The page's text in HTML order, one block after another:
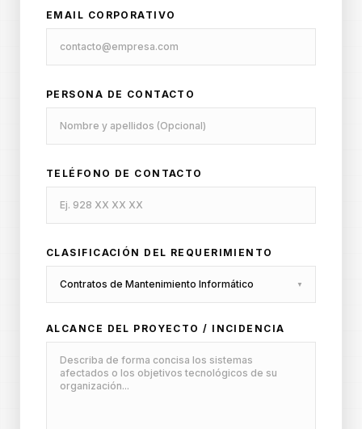
EMAIL CORPORATIVO
PERSONA DE CONTACTO
TELÉFONO DE CONTACTO
CLASIFICACIÓN DEL REQUERIMIENTO
▼
ALCANCE DEL PROYECTO / INCIDENCIA